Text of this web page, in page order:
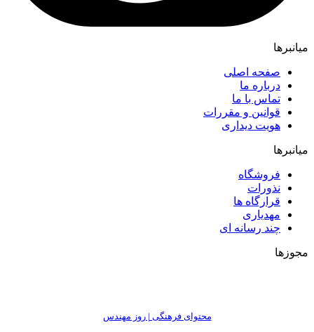
میانبرها
صفحه اصلی
درباره ما
تماس با ما
قوانین و مقررات
هویت دیداری
میانبرها
فروشگاه
نذورات
قرارگاه ها
مهدیاری
چند رسانه ای
مجوزها
محتوای فرهنگی | روز مهندس